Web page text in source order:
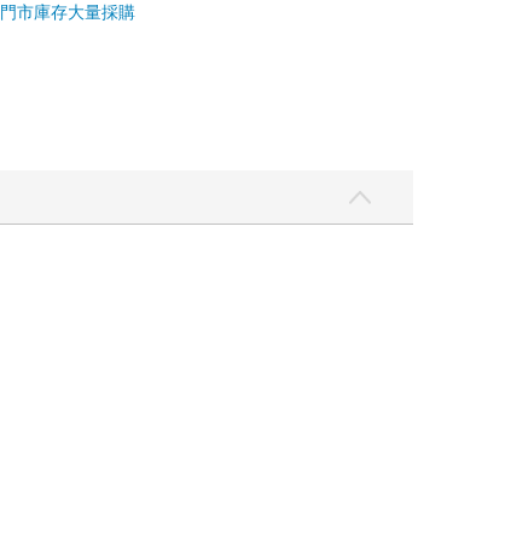
門市庫存大量採購